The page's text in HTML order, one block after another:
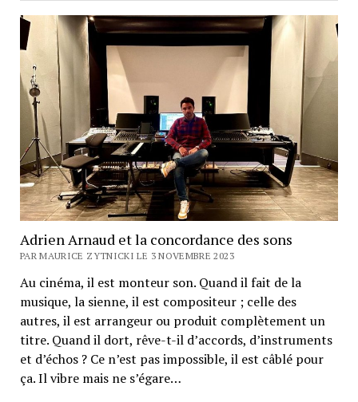
Adrien Arnaud et la concordance des sons
PAR MAURICE ZYTNICKI LE 3 NOVEMBRE 2023
Au cinéma, il est monteur son. Quand il fait de la
musique, la sienne, il est compositeur ; celle des
autres, il est arrangeur ou produit complètement un
titre. Quand il dort, rêve-t-il d’accords, d’instruments
et d’échos ? Ce n’est pas impossible, il est câblé pour
ça. Il vibre mais ne s’égare…